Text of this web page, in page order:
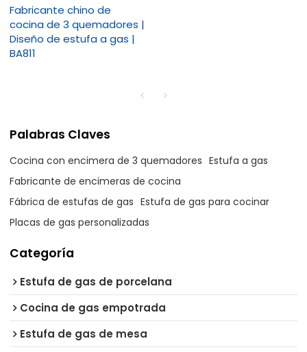
Fabricante chino de
cocina de 3 quemadores |
Diseño de estufa a gas |
BA811
Palabras Claves
Cocina con encimera de 3 quemadores Estufa a gas
Fabricante de encimeras de cocina
Fábrica de estufas de gas Estufa de gas para cocinar
Placas de gas personalizadas
Categoría
Estufa de gas de porcelana
Cocina de gas empotrada
Estufa de gas de mesa